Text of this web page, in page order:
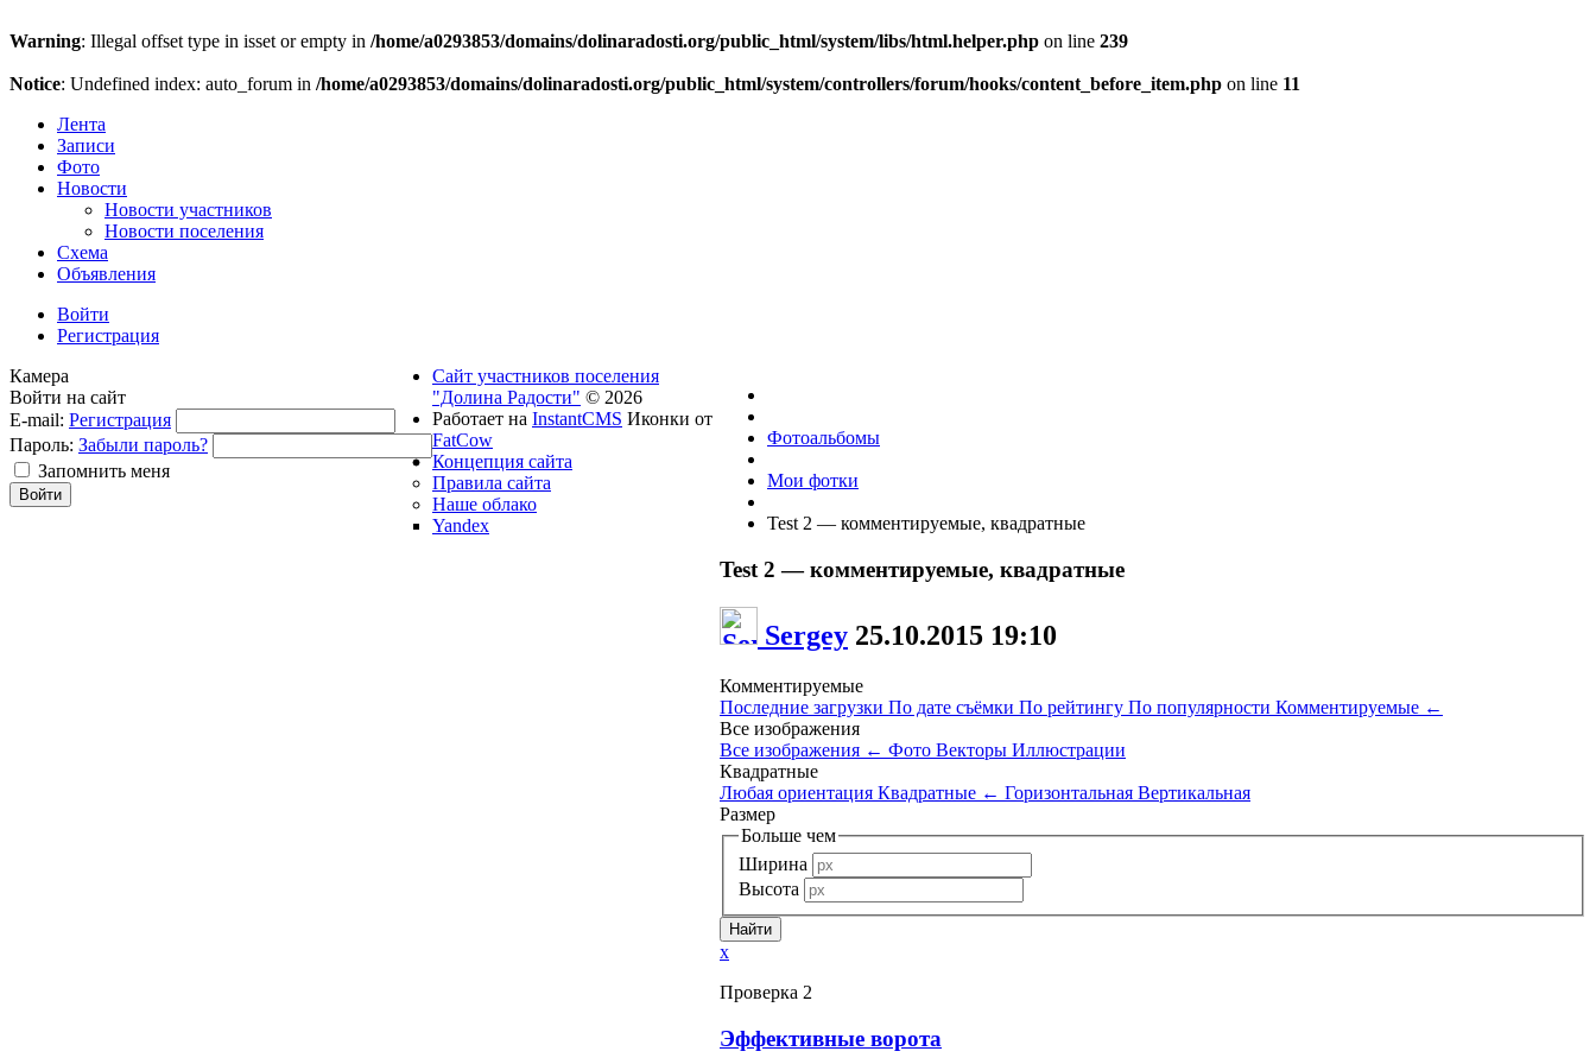
Warning: Illegal offset type in isset or empty in /home/a0293853/domains/dolinaradosti.org/public_html/system/libs/html.helper.php on line 239
Notice: Undefined index: auto_forum in /home/a0293853/domains/dolinaradosti.org/public_html/system/controllers/forum/hooks/content_before_item.php on line 11
Лента
Записи
Фото
Новости
Новости участников
Новости поселения
Схема
Объявления
Войти
Регистрация
Фотоальбомы
Мои фотки
Test 2 — комментируемые, квадратные
Test 2 — комментируемые, квадратные
Sergey 25.10.2015 19:10
Комментируемые
Последние загрузки По дате съёмки По рейтингу По популярности Комментируемые ←
Все изображения
Все изображения ← Фото Векторы Иллюстрации
Квадратные
Любая ориентация Квадратные ← Горизонтальная Вертикальная
Размер
Больше чем
Ширина
Высота
x
Проверка 2
Эффективные ворота
Камера
Войти на сайт
E-mail: Регистрация
Пароль: Забыли пароль?
Запомнить меня
Сайт участников поселения
"Долина Радости" © 2026
Работает на InstantCMS Иконки от
FatCow
Концепция сайта
Правила сайта
Наше облако
Yandex